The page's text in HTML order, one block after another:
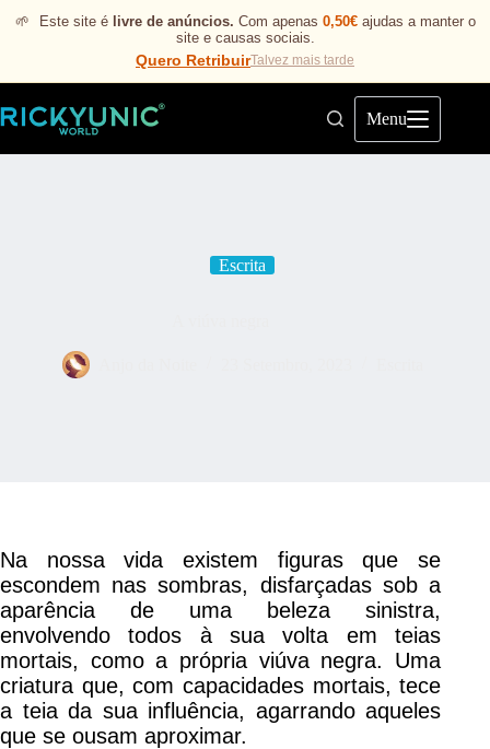
🌱 Este site é livre de anúncios. Com apenas 0,50€ajudas a manter o
site e causas sociais.
Quero RetribuirTalvez mais tarde
Menu
Escrita
Na nossa vida existem figuras que se
escondem nas sombras, disfarçadas sob a
aparência de uma beleza sinistra,
envolvendo todos à sua volta em teias
mortais, como a própria viúva negra. Uma
criatura que, com capacidades mortais, tece
a teia da sua influência, agarrando aqueles
que se ousam aproximar.